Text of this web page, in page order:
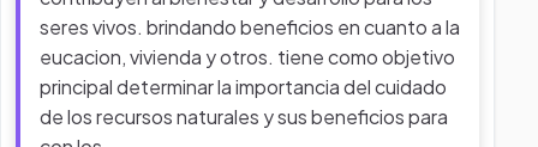
seres vivos. brindando beneficios en cuanto a la
eucacion, vivienda y otros. tiene como objetivo
principal determinar la importancia del cuidado
de los recursos naturales y sus beneficios para